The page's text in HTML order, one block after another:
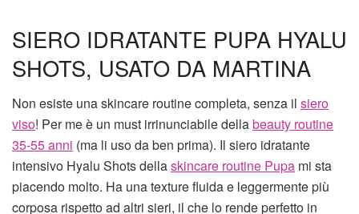
SIERO IDRATANTE PUPA HYALU
SHOTS, USATO DA MARTINA
Non esiste una skincare routine completa, senza il siero
viso! Per me è un must irrinunciabile dellabeauty routine
35-55 anni (ma li uso da ben prima). Il siero idratante
intensivo Hyalu Shots dellaskincare routine Pupa mi sta
piacendo molto. Ha una texture fluida e leggermente più
corposa rispetto ad altri sieri, il che lo rende perfetto in